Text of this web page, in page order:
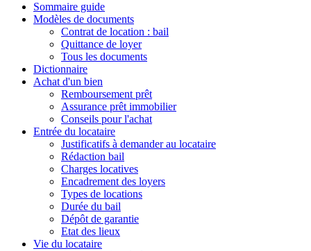
Sommaire guide
Modèles de documents
Contrat de location : bail
Quittance de loyer
Tous les documents
Dictionnaire
Achat d'un bien
Remboursement prêt
Assurance prêt immobilier
Conseils pour l'achat
Entrée du locataire
Justificatifs à demander au locataire
Rédaction bail
Charges locatives
Encadrement des loyers
Types de locations
Durée du bail
Dépôt de garantie
Etat des lieux
Vie du locataire